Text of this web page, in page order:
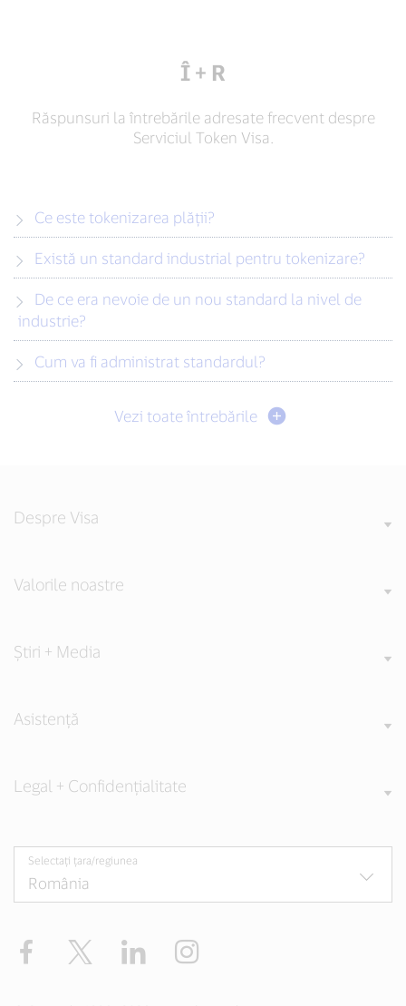
Î + R
Răspunsuri la întrebările adresate frecvent despre
Serviciul Token Visa.
Ce este tokenizarea plății?
Există un standard industrial pentru tokenizare?
industrie?
Cum va fi administrat standardul?
Vezi toate întrebările
Despre Visa
Valorile noastre
Știri + Media
Asistență
Legal + Confidențialitate
Selectați țara/regiunea
Facebook Twitter LinkedIn